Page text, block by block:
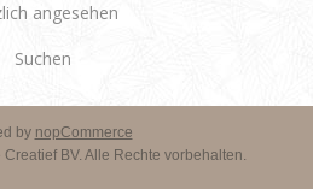
angesehen
Suchen
by nopCommerce
BV. Alle Rechte vorbehalten.